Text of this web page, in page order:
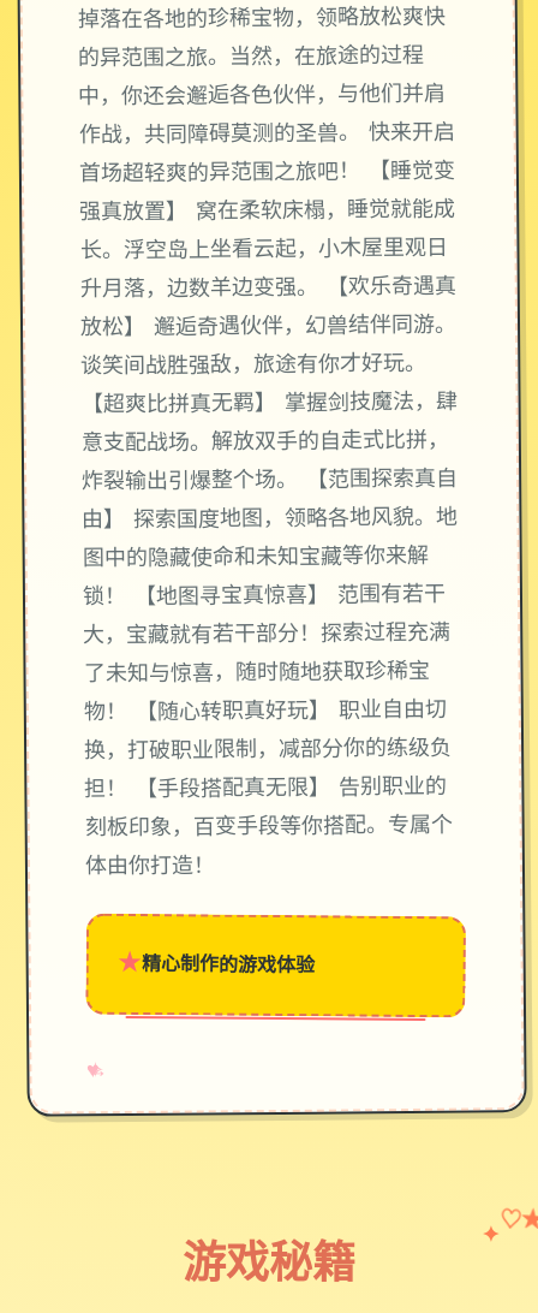
掉落在各地的珍稀宝物，领略放松爽快
的异范围之旅。当然，在旅途的过程
中，你还会邂逅各色伙伴，与他们并肩
作战，共同障碍莫测的圣兽。 快来开启
首场超轻爽的异范围之旅吧！ 【睡觉变
强真放置】 窝在柔软床榻，睡觉就能成
长。浮空岛上坐看云起，小木屋里观日
升月落，边数羊边变强。 【欢乐奇遇真
放松】 邂逅奇遇伙伴，幻兽结伴同游。
谈笑间战胜强敌，旅途有你才好玩。
【超爽比拼真无羁】 掌握剑技魔法，肆
意支配战场。解放双手的自走式比拼，
炸裂输出引爆整个场。 【范围探索真自
由】 探索国度地图，领略各地风貌。地
图中的隐藏使命和未知宝藏等你来解
锁！ 【地图寻宝真惊喜】 范围有若干
大，宝藏就有若干部分！探索过程充满
了未知与惊喜，随时随地获取珍稀宝
物！ 【随心转职真好玩】 职业自由切
换，打破职业限制，减部分你的练级负
担！ 【手段搭配真无限】 告别职业的
刻板印象，百变手段等你搭配。专属个
体由你打造！
★精心制作的游戏体验
♥
✧
→
游戏秘籍
✦ ♡